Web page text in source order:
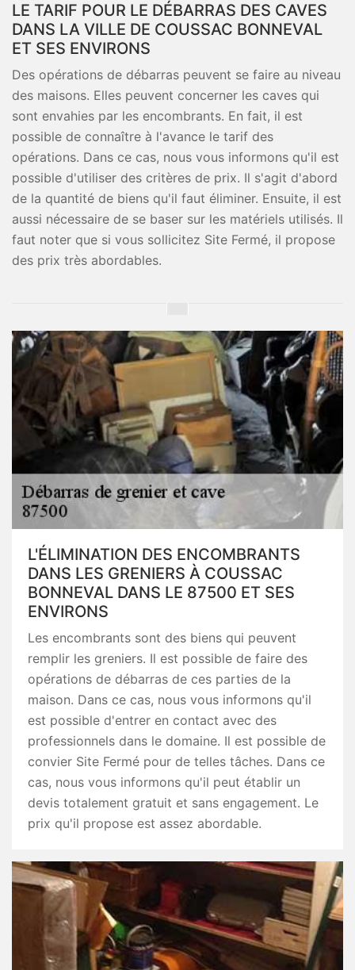
LE TARIF POUR LE DÉBARRAS DES CAVES
DANS LA VILLE DE COUSSAC BONNEVAL
ET SES ENVIRONS
Des opérations de débarras peuvent se faire au niveau
des maisons. Elles peuvent concerner les caves qui
sont envahies par les encombrants. En fait, il est
possible de connaître à l'avance le tarif des
opérations. Dans ce cas, nous vous informons qu'il est
possible d'utiliser des critères de prix. Il s'agit d'abord
de la quantité de biens qu'il faut éliminer. Ensuite, il est
aussi nécessaire de se baser sur les matériels utilisés. Il
faut noter que si vous sollicitez Site Fermé, il propose
des prix très abordables.
L'ÉLIMINATION DES ENCOMBRANTS
DANS LES GRENIERS À COUSSAC
BONNEVAL DANS LE 87500 ET SES
ENVIRONS
Les encombrants sont des biens qui peuvent
remplir les greniers. Il est possible de faire des
opérations de débarras de ces parties de la
maison. Dans ce cas, nous vous informons qu'il
est possible d'entrer en contact avec des
professionnels dans le domaine. Il est possible de
convier Site Fermé pour de telles tâches. Dans ce
cas, nous vous informons qu'il peut établir un
devis totalement gratuit et sans engagement. Le
prix qu'il propose est assez abordable.